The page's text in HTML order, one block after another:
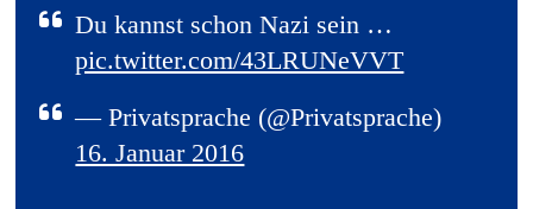
Du kannst schon Nazi sein …
pic.twitter.com/43LRUNeVVT
— Privatsprache (@Privatsprache)
16. Januar 2016